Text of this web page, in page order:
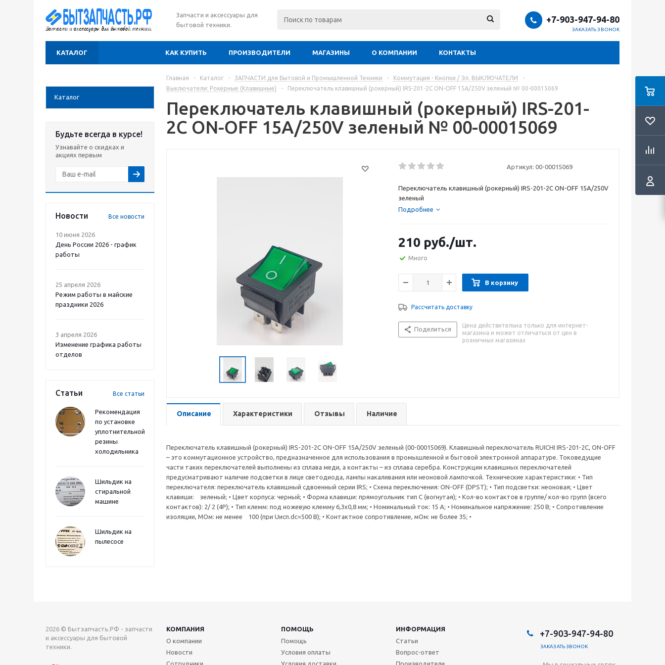
Запчасти и аксессуары для
бытовой техники.
+7-903-947-94-80
ЗАКАЗАТЬ ЗВОНОК
КАТАЛОГ КАК КУПИТЬ ПРОИЗВОДИТЕЛИ МАГАЗИНЫ О КОМПАНИИ КОНТАКТЫ
Каталог
Будьте всегда в курсе!
Узнавайте о скидках и
акциях первым
Новости Все новости
10 июня 2026
День России 2026 - график
работы
25 апреля 2026
Режим работы в майские
праздники 2026
3 апреля 2026
Изменение графика работы
отделов
Статьи Все статьи
Рекомендация
по установке
уплотнительной
резины
холодильника
Шильдик на
стиральной
машине
Шильдик на
пылесосе
Главная - Каталог - ЗАПЧАСТИ для Бытовой и Промышленной Техники - Коммутация - Кнопки / Эл. ВЫКЛЮЧАТЕЛИ
-
Выключатели: Рокерные (Клавишные)
- Переключатель клавишный (рокерный) IRS-201-2C ON-OFF 15A/250V зеленый № 00-00015069
Переключатель клавишный (рокерный) IRS-201-
2C ON-OFF 15A/250V зеленый № 00-00015069
Артикул: 00-00015069
Переключатель клавишный (рокерный) IRS-201-2C ON-OFF 15A/250V
зеленый
Подробнее
210 руб./шт.
Много
В корзину
Рассчитать доставку
Поделиться
Цена действительна только для интернет-
магазина и может отличаться от цен в
розничных магазинах
Описание Характеристики Отзывы Наличие
Переключатель клавишный (рокерный) IRS-201-2C ON-OFF 15A/250V зеленый (00-00015069). Клавишный переключатель RUICHI IRS-201-2C, ON-OFF
– это коммутационное устройство, предназначенное для использования в промышленной и бытовой электронной аппаратуре. Токоведущие
части таких переключателей выполнены из сплава меди, а контакты – из сплава серебра. Конструкции клавишных переключателей
предусматривают наличие подсветки в лице светодиода, лампы накаливания или неоновой лампочкой. Технические характеристики: • Тип
переключателя: переключатель клавишный сдвоенный серии IRS; • Схема переключения: ON-OFF (DPST); • Тип подсветки: неоновая; • Цвет
клавиши: зеленый; • Цвет корпуса: черный; • Форма клавиши: прямоугольник тип C (вогнутая); • Кол-во контактов в группе/ кол-во групп (всего
контактов): 2/ 2 (4P); • Тип клемм: под ножевую клемму 6,3x0,8 мм; • Номинальный ток: 15 А; • Номинальное напряжение: 250 В; • Сопротивление
изоляции, МОм: не менее 100 (при Uисп.dc=500 В); • Контактное сопротивление, мОм: не более 35; •
2026 © Бытзапчасть.РФ - запчасти
и аксессуары для бытовой
техники.
КОМПАНИЯ ПОМОЩЬ
ИНФОРМАЦИЯ
О компании
Новости
Сотрудники
Помощь
Условия оплаты
Условия доставки
Статьи
Вопрос-ответ
Производители
+7-903-947-94-80
ЗАКАЗАТЬ ЗВОНОК